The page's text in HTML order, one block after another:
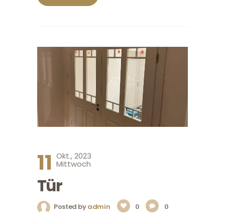
11 Okt., 2023
Mittwoch
Tür
Posted byadmin 0 0